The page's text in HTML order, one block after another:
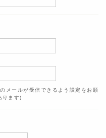
メールが受信できるよう設定をお願
ります)